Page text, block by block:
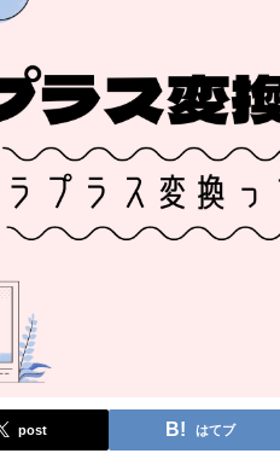
post はてブ